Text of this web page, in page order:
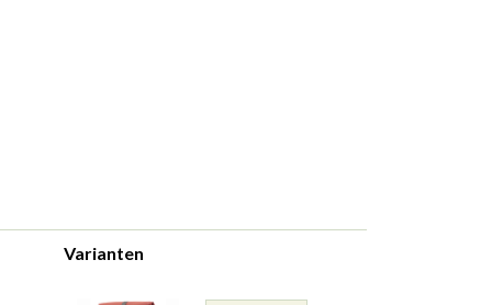
Varianten